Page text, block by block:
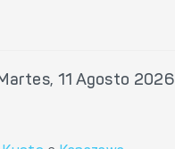
11 Agosto 2026